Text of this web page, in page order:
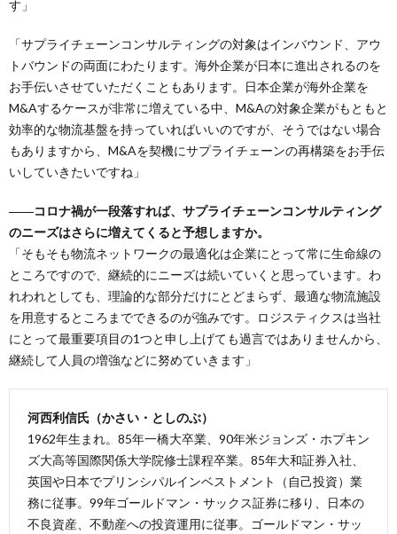
す」
「サプライチェーンコンサルティングの対象はインバウンド、アウ
トバウンドの両面にわたります。海外企業が日本に進出されるのを
お手伝いさせていただくこともあります。日本企業が海外企業を
M&Aするケースが非常に増えている中、M&Aの対象企業がもともと
効率的な物流基盤を持っていればいいのですが、そうではない場合
もありますから、M&Aを契機にサプライチェーンの再構築をお手伝
いしていきたいですね」
――コロナ禍が一段落すれば、サプライチェーンコンサルティング
のニーズはさらに増えてくると予想しますか。
「そもそも物流ネットワークの最適化は企業にとって常に生命線の
ところですので、継続的にニーズは続いていくと思っています。わ
れわれとしても、理論的な部分だけにとどまらず、最適な物流施設
を用意するところまでできるのが強みです。ロジスティクスは当社
にとって最重要項目の1つと申し上げても過言ではありませんから、
継続して人員の増強などに努めていきます」
河西利信氏（かさい・としのぶ）
1962年生まれ。85年一橋大卒業、90年米ジョンズ・ホプキン
ズ大高等国際関係大学院修士課程卒業。85年大和証券入社、
英国や日本でプリンシパルインベストメント（自己投資）業
務に従事。99年ゴールドマン・サックス証券に移り、日本の
不良資産、不動産への投資運用に従事。ゴールドマン・サッ